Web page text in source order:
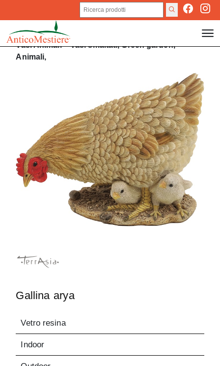
VasiAnimali>Vasi smaltati,Green garden,
Animali,
Gallina arya
Vetro resina
Indoor